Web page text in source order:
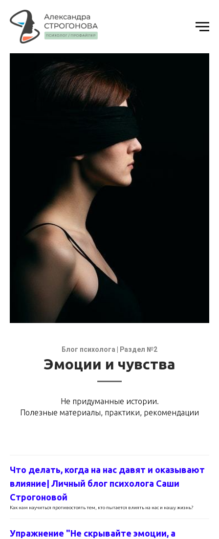
Блог психолога | Раздел №2
Эмоции и чувства
Не придуманные истории.
Полезные материалы, практики, рекомендации
Что делать, когда на нас давят и оказывают
влияние| Личный блог психолога Саши
Строгоновой
Как нам научиться противостоять тем, кто пытается влиять на нас и нашу жизнь?
Упражнение "Не скрывайте эмоции, а